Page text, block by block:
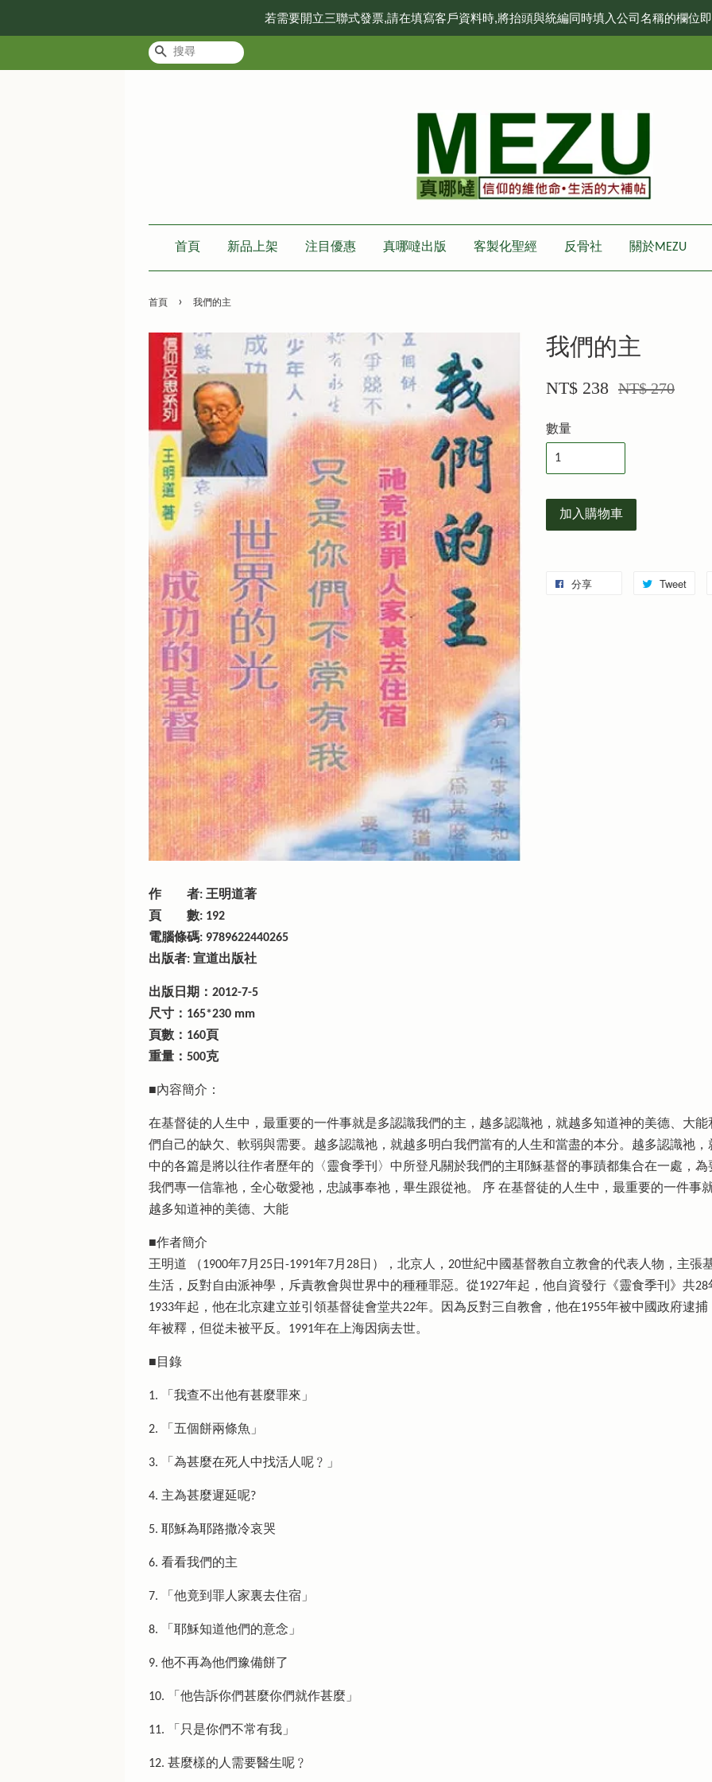
若需要開立三聯式發票,請在填寫客戶資料時,將抬頭與統編同時填入公司名稱的欄位
搜尋
首頁 新品上架 注目優惠 真哪噠出版 客製化聖經 反骨社 關於MEZU
首頁 › 我們的主
我們的主
NT$ 238 NT$ 270
數量
加入購物車
分享 Tweet
作 者: 王明道著
頁 數: 192
電腦條碼: 9789622440265
出版者: 宣道出版社
出版日期：2012-7-5
尺寸：165*230 mm
頁數：160頁
重量：500克
■內容簡介：
在基督徒的人生中，最重要的一件事就是多認識我們的主，越多認識祂，就越多知道神的美德、大
們自己的缺欠、軟弱與需要。越多認識祂，就越多明白我們當有的人生和當盡的本分。越多認識祂
中的各篇是將以往作者歷年的〈靈食季刊〉中所登凡關於我們的主耶穌基督的事蹟都集合在一處，
我們專一信靠祂，全心敬愛祂，忠誠事奉祂，畢生跟從祂。 序 在基督徒的人生中，最重要的一件事
越多知道神的美德、大能
■作者簡介
王明道 （1900年7月25日-1991年7月28日），北京人，20世紀中國基督教自立教會的代表人物，主
生活，反對自由派神學，斥責教會與世界中的種種罪惡。從1927年起，他自資發行《靈食季刊》共
1933年起，他在北京建立並引領基督徒會堂共22年。因為反對三自教會，他在1955年被中國政府逮
年被釋，但從未被平反。1991年在上海因病去世。
■目錄
1. 「我查不出他有甚麼罪來」
2. 「五個餅兩條魚」
3. 「為甚麼在死人中找活人呢﹖」
4. 主為甚麼遲延呢?
5. 耶穌為耶路撒冷哀哭
6. 看看我們的主
7. 「他竟到罪人家裏去住宿」
8. 「耶穌知道他們的意念」
9. 他不再為他們豫備餅了
10. 「他告訴你們甚麼你們就作甚麼」
11. 「只是你們不常有我」
12. 甚麼樣的人需要醫生呢﹖